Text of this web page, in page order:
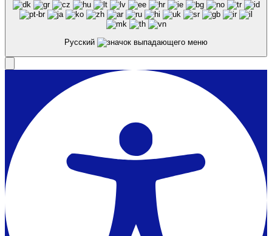
Русский